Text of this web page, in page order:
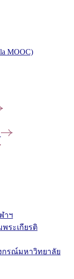
MOOC)
าฯ
ระเกียรติ
กรณ์มหาวิทยาลัย